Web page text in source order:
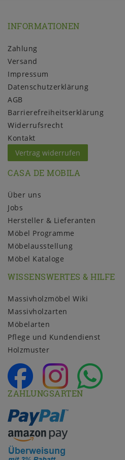
INFORMATIONEN
Zahlung
Versand
Impressum
Daten­schutz­erklärung
AGB
Barrierefreiheitserklärung
Widerrufs­recht
Kontakt
Vertrag widerrufen
CASA DE MOBILA
Über uns
Jobs
Hersteller & Lieferanten
Möbel Programme
Möbelausstellung
Möbel Kataloge
WISSENSWERTES & HILFE
Massivholzmöbel Wiki
Massivholzarten
Möbelarten
Pflege und Kundendienst
Holzmuster
ZAHLUNGSARTEN